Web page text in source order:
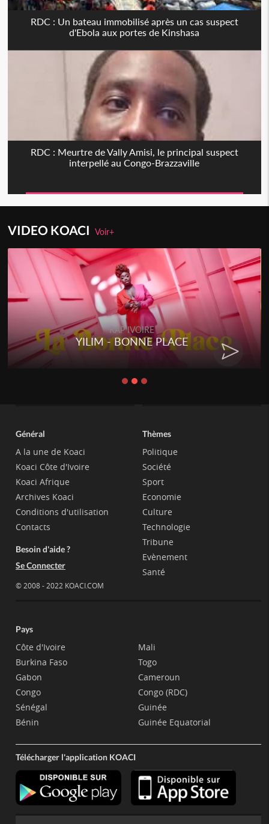
RDC : Un bateau immobilisé après un cas suspect
d'Ebola aux portes de Kinshasa
RDC : Meurtre de Vally Amisi, le principal suspect
interpellé au Congo-Brazzaville
VIDEO KOACIVoir+
RAP IVOIRE
YILIM - BONNE PLACE
Général
A la une de Koaci
Koaci Côte d'Ivoire
Koaci Afrique
Archives Koaci
Conditions d'utilisation
Contacts
Besoin d'aide ?
Se Connecter
© 2008 - 2022 KOACI.COM
Thèmes
Politique
Société
Sport
Economie
Culture
Technologie
Tribune
Evènement
Santé
Pays
Côte d'Ivoire
Burkina Faso
Gabon
Congo
Sénégal
Bénin
Mali
Togo
Cameroun
Congo (RDC)
Guinée
Guinée Equatorial
Télécharger l'application KOACI